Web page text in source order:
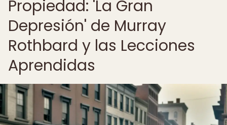
Propiedad: 'La Gran
Depresión' de Murray
Rothbard y las Lecciones
Aprendidas